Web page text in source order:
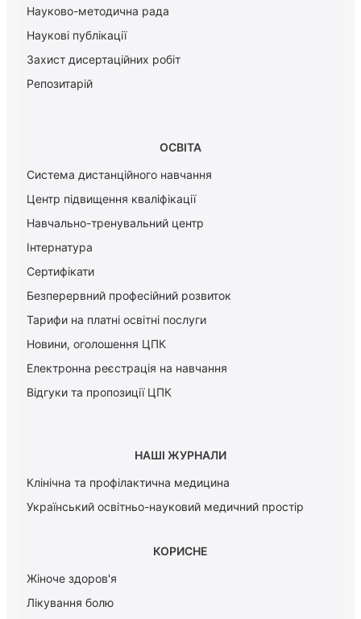
Науково-методична рада
Наукові публікації
Захист дисертаційних робіт
Репозитарій
ОСВІТА
Система дистанційного навчання
Центр підвищення кваліфікації
Навчально-тренувальний центр
Інтернатура
Сертифікати
Безперервний професійний розвиток
Тарифи на платні освітні послуги
Новини, оголошення ЦПК
Електронна реєстрація на навчання
Відгуки та пропозиції ЦПК
НАШІ ЖУРНАЛИ
Клінічна та профілактична медицина
Український освітньо-науковий медичний простір
КОРИСНЕ
Жіноче здоров'я
Лікування болю